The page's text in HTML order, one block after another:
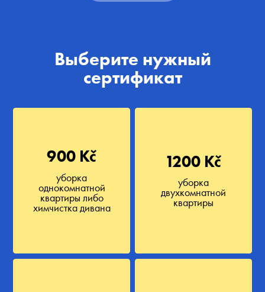
Выберите нужный
сертификат
900 Kč
уборка
однокомнатной
квартиры либо
химчистка дивана
1200 Kč
уборка
двухкомнатной
квартиры